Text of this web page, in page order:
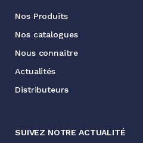
Nos Produits
Nos catalogues
Nous connaitre
Actualités
Distributeurs
SUIVEZ NOTRE ACTUALITÉ